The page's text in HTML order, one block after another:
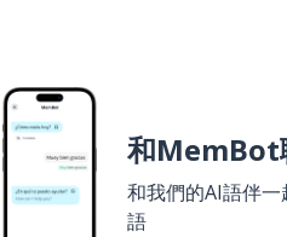
和MemBot
和我們的AI語伴一
語